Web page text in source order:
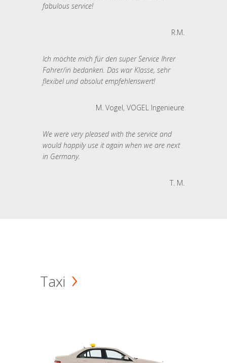
fabulous service!
R.M.
Ich möchte mich für den super Service Ihrer
Fahrer/in bedanken. Das war Klasse, sehr
flexibel und absolut empfehlenswert!
M. Vogel, VOGEL Ingenieure
We were very pleased with the service and
would happily use it again when we are next
in Germany.
T. M.
Taxi